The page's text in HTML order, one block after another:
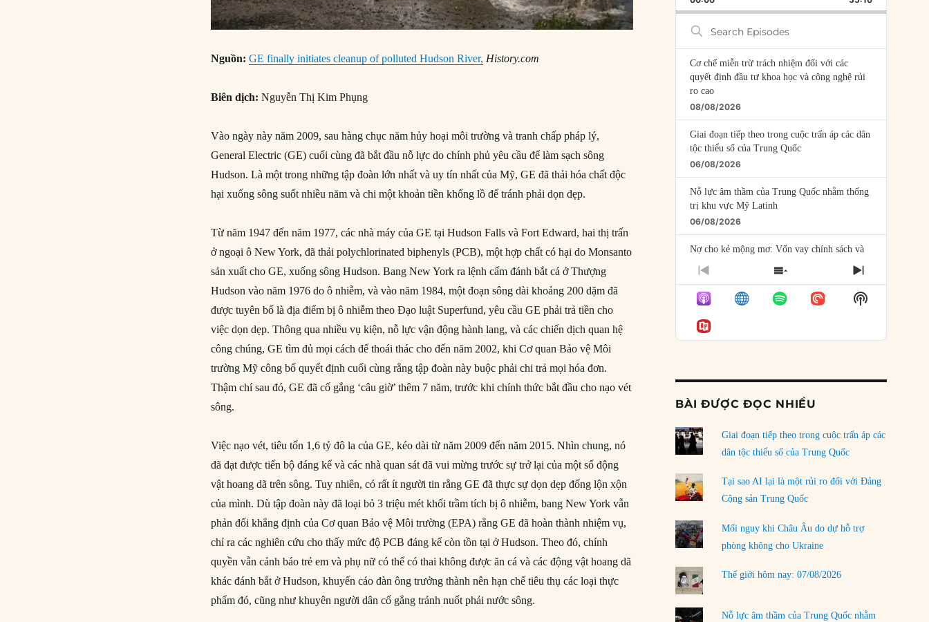
Nguồn:GE finally initiates cleanup of polluted Hudson River, History.com
Biên dịch: Nguyễn Thị Kim Phụng
Vào ngày này năm 2009, sau hàng chục năm hủy hoại môi trường và tranh chấp pháp lý,
General Electric (GE) cuối cùng đã bắt đầu nỗ lực do chính phủ yêu cầu để làm sạch sông
Hudson. Là một trong những tập đoàn lớn nhất và uy tín nhất của Mỹ, GE đã thải hóa chất độc
hại xuống sông suốt nhiều năm và chi một khoản tiền khổng lồ để tránh phải dọn dẹp.
Từ năm 1947 đến năm 1977, các nhà máy của GE tại Hudson Falls và Fort Edward, hai thị trấn
ở ngoại ô New York, đã thải polychlorinated biphenyls (PCB), một hợp chất có hại do Monsanto
sản xuất cho GE, xuống sông Hudson. Bang New York ra lệnh cấm đánh bắt cá ở Thượng
Hudson vào năm 1976 do ô nhiễm, và vào năm 1984, một đoạn sông dài khoảng 200 dặm đã
được tuyên bố là địa điểm bị ô nhiễm theo Đạo luật Superfund, yêu cầu GE phải trả tiền cho
việc dọn dẹp. Thông qua nhiều vụ kiện, nỗ lực vận động hành lang, và các chiến dịch quan hệ
công chúng, GE tìm đủ mọi cách để thoái thác cho đến năm 2002, khi Cơ quan Bảo vệ Môi
trường Mỹ công bố quyết định cuối cùng rằng tập đoàn này buộc phải chi trả mọi hóa đơn.
Thậm chí sau đó, GE đã cố gắng ‘câu giờ’ thêm 7 năm, trước khi chính thức bắt đầu cho nạo vét
sông.
Việc nạo vét, tiêu tốn 1,6 tỷ đô la của GE, kéo dài từ năm 2009 đến năm 2015. Nhìn chung, nó
đã đạt được tiến bộ đáng kể và các nhà quan sát đã vui mừng trước sự trở lại của một số động
vật hoang dã trên sông. Tuy nhiên, có rất ít người tin rằng GE đã thực sự dọn dẹp đống lộn xộn
của mình. Dù tập đoàn này đã loại bỏ 3 triệu mét khối trầm tích bị ô nhiễm, bang New York vẫn
phản đối khẳng định của Cơ quan Bảo vệ Môi trường (EPA) rằng GE đã hoàn thành nhiệm vụ,
chỉ ra các nghiên cứu cho thấy mức độ PCB đáng kể còn tồn tại ở Hudson. Theo đó, chính
quyền vẫn cảnh báo trẻ em và phụ nữ có thể có thai không được ăn cá và các động vật hoang dã
khác đánh bắt ở Hudson, khuyến cáo đàn ông trưởng thành nên hạn chế tiêu thụ các loại thực
phẩm đó, cũng như khuyên người dân cố gắng tránh nuốt phải nước sông.
Search
Episodes
Cơ chế miễn trừ trách nhiệm đối với các
quyết định đầu tư khoa học và công nghệ rủi
ro cao
08/08/2026
Giai đoạn tiếp theo trong cuộc trấn áp các dân
tộc thiểu số của Trung Quốc
06/08/2026
Nỗ lực âm thầm của Trung Quốc nhằm thống
trị khu vực Mỹ Latinh
06/08/2026
Nợ cho kẻ mộng mơ: Vốn vay chính sách và
giới hạn của việc cho startup vay vốn
Mỹ Latinh đang trở thành “phòng thí nghiệm”
của phe cánh hữu mới
04/08/2026
Ngoại trưởng Nhật Bản?
Dương
03/08/2026
Đặt cược vào thất bại: Các quỹ đầu tư mạo
hiểm quốc gia và khía cạnh chính trị của vốn
02/08/2026
Làm thế nào để kết thúc Chiến tranh Iran?
01/08/2026
Chiến lược kế tiếp của Bắc Kinh ở Biển Đông
31/07/2026
PREVIOUS
EPISODE
SHOW
EPISODES
LIST
NEXT
EPISODE
Show
Podcast
BÀI ĐƯỢC ĐỌC NHIỀU
Giai đoạn tiếp theo trong cuộc trấn áp các
dân tộc thiểu số của Trung Quốc
Tại sao AI lại là một rủi ro đối với Đảng
Cộng sản Trung Quốc
Mối nguy khi Châu Âu do dự hỗ trợ
phòng không cho Ukraine
Thế giới hôm nay: 07/08/2026
Nỗ lực âm thầm của Trung Quốc nhằm